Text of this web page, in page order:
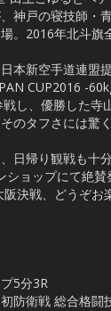
神戸の寝技師・
。2016年北斗旗
本新空手道連盟
CUP2016 -
し、優勝した
のタフさには驚
日帰り観戦も十
ショップにて絶
決戦、どうぞお
5分3R
衛戦 総合格闘